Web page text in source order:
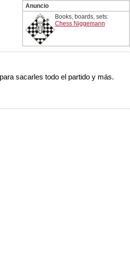
Anuncio
Books, boards, sets:
Chess Niggemann
sacarles todo el partido y más.